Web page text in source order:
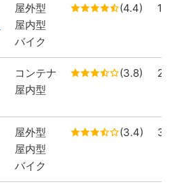
屋外型
屋内型
バイク
(4.4) 12
コンテナ
屋内型
(3.8) 2
屋外型
屋内型
バイク
(3.4) 3